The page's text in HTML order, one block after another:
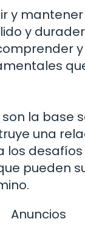
y
y
y
la base
una
los desafíos
pueden
Anuncios